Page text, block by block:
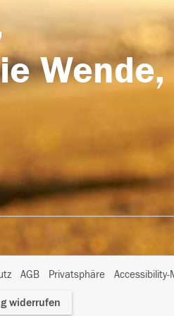
AGB Privatsphäre
I
widerrufen